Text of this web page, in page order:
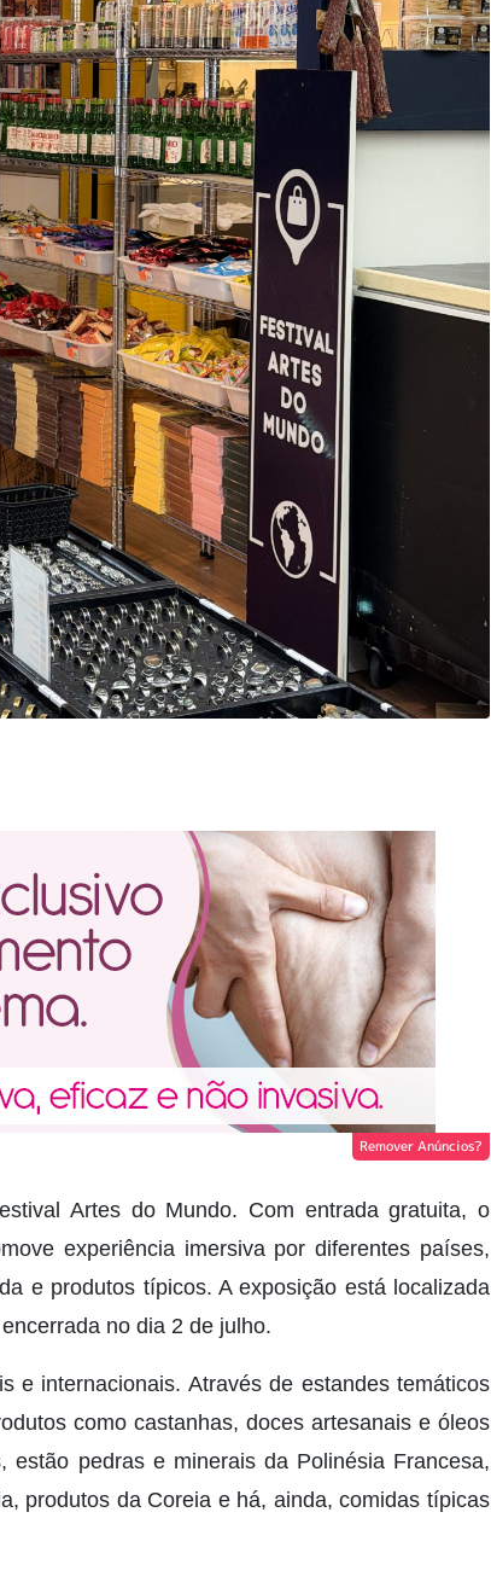
Remover Anúncios?
Artes do Mundo. Com entrada gratuita, o
experiência imersiva por diferentes países,
e produtos típicos. A exposição está localizada
no dia 2 de julho.
e internacionais. Através de estandes temáticos
como castanhas, doces artesanais e óleos
estão pedras e minerais da Polinésia Francesa,
produtos da Coreia e há, ainda, comidas típicas